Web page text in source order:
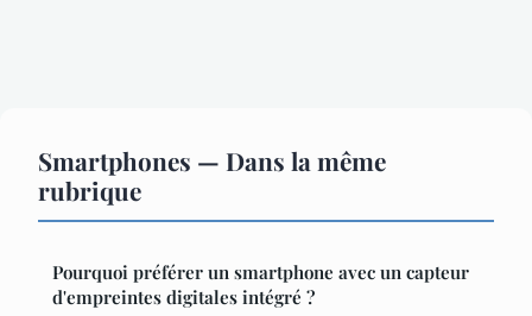
Smartphones — Dans la même
rubrique
Pourquoi préférer un smartphone avec un capteur
d'empreintes digitales intégré ?